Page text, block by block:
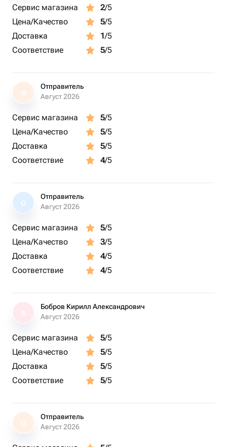
Сервис магазина 2/5
Цена/Качество
5/5
Доставка
1/5
Соответствие
5/5
О
Отправитель
Август 2026
Сервис магазина 5/5
Цена/Качество
5/5
Доставка
5/5
Соответствие
4/5
О
Отправитель
Август 2026
Сервис магазина 5/5
Цена/Качество
3/5
Доставка
4/5
Соответствие
4/5
Бобров Кирилл Александрович
Август 2026
Сервис магазина 5/5
Цена/Качество
5/5
Доставка
5/5
Соответствие
5/5
О
Отправитель
Август 2026